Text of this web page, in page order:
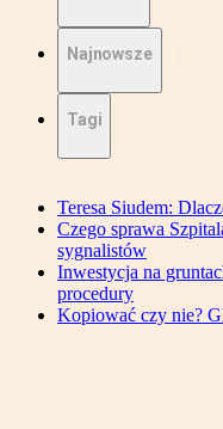
Najnowsze
Tagi
Teresa Siudem:
Czego sprawa
sygnalistów
Inwestycja na
procedury
Kopiować czy nie?